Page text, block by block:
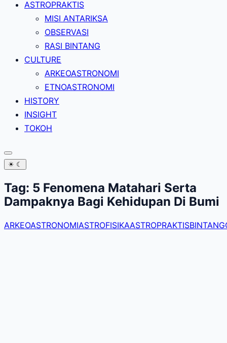
ASTROPRAKTIS
MISI ANTARIKSA
OBSERVASI
RASI BINTANG
CULTURE
ARKEOASTRONOMI
ETNOASTRONOMI
HISTORY
INSIGHT
TOKOH
☀ ☾
Tag: 5 Fenomena Matahari Serta
Dampaknya Bagi Kehidupan Di Bumi
ARKEOASTRONOMIASTROFISIKAASTROPRAKTISBINTANG